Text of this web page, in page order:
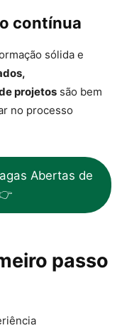
contínua
sólida e
projetos são bem
no processo
Abertas de
passo